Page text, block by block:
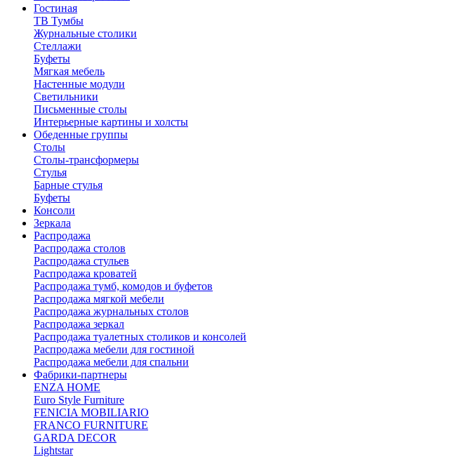
Гостиная
ТВ Тумбы
Журнальные столики
Стеллажи
Буфеты
Мягкая мебель
Настенные модули
Светильники
Письменные столы
Интерьерные картины и холсты
Обеденные группы
Столы
Столы-трансформеры
Стулья
Барные стулья
Буфеты
Консоли
Зеркала
Распродажа
Распродажа столов
Распродажа стульев
Распродажа кроватей
Распродажа тумб, комодов и буфетов
Распродажа мягкой мебели
Распродажа журнальных столов
Распродажа зеркал
Распродажа туалетных столиков и консолей
Распродажа мебели для гостиной
Распродажа мебели для спальни
Фабрики-партнеры
ENZA HOME
Euro Style Furniture
FENICIA MOBILIARIO
FRANCO FURNITURE
GARDA DECOR
Lightstar